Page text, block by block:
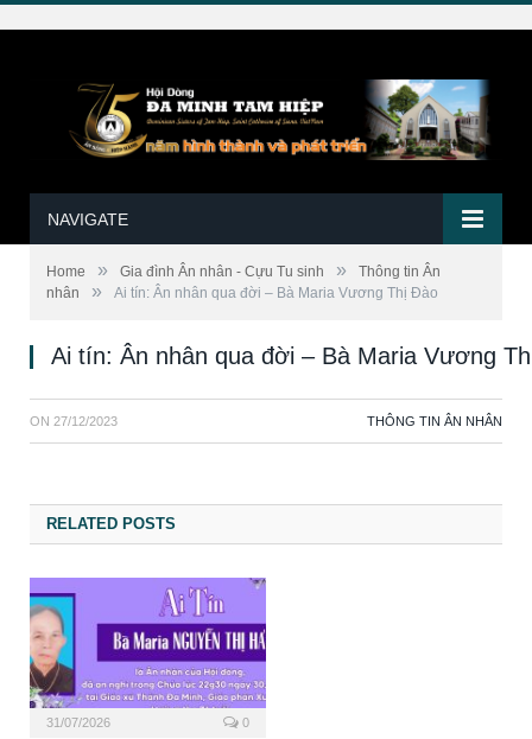
NAVIGATE
Home » Gia đình Ân nhân - Cựu Tu sinh »
Thông tin Ân
nhân
» Ai tín: Ân nhân qua đời – Bà Maria Vương Thị Đào
Ai tín: Ân nhân qua đời – Bà Maria Vương
ON 27/12/2023 THÔNG TIN ÂN NHÂN
RELATED POSTS
31/07/2026 0